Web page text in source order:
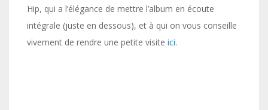
Hip, qui a l’élégance de mettre l’album en écoute
intégrale (juste en dessous), et à qui on vous conseille
vivement de rendre une petite visite ici.